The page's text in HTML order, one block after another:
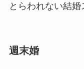
とらわれない結婚
週末婚